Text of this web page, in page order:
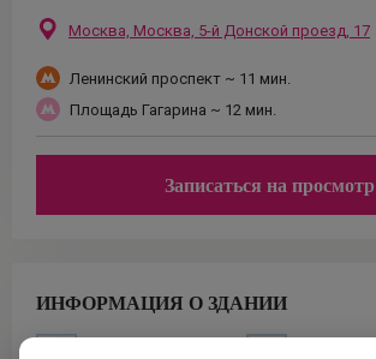
Москва, Москва, 5-й Донской проезд, 17
Ленинский проспект ~ 11 мин.
Площадь Гагарина ~ 12 мин.
Записаться на просмотр
ИНФОРМАЦИЯ О ЗДАНИИ
Класс
Площадь